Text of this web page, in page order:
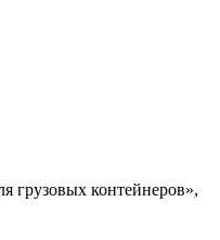
грузовых контейнеров»,